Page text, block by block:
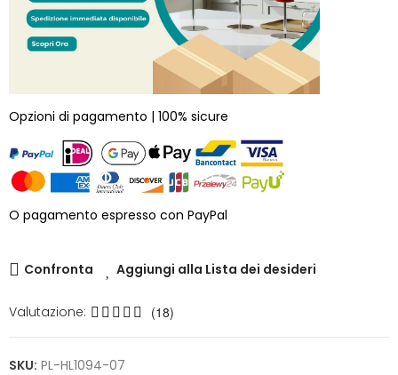
Opzioni di pagamento | 100% sicure
O pagamento espresso con PayPal
Confronta Aggiungi alla Lista dei desideri
Valutazione: (18)
SKU: PL-HL1094-07